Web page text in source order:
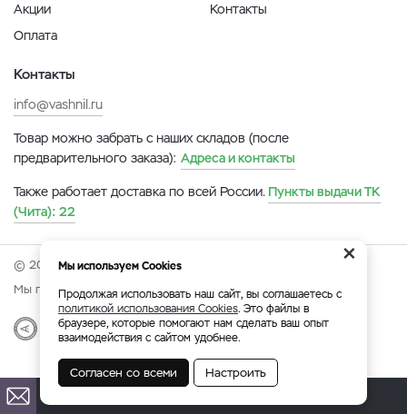
Акции
Оплата
Контакты
Контакты
info@vashnil.ru
Товар можно забрать с наших складов (после
предварительного заказа): Адреса и контакты
Также работает доставка по всей России. Пункты выдачи ТК
(Чита): 22
© 2026 Онлайн-ярмарка ВАСХНиЛ.
Мы принимаем:
Разработка|Веб-аналитика
×
Мы используем Cookies
Продолжая использовать наш сайт, вы соглашаетесь с
политикой использования Cookies. Это файлы в
браузере, которые помогают нам сделать ваш опыт
взаимодействия с сайтом удобнее.
Согласен со всеми Настроить